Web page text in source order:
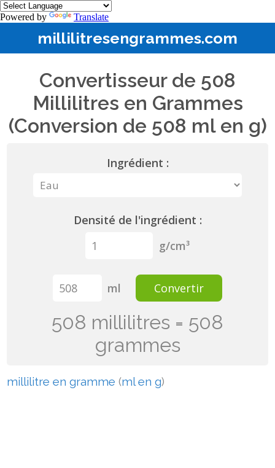
Powered by Translate
millilitresengrammes.com
Convertisseur de 508
Millilitres en Grammes
(Conversion de 508 ml en g)
Ingrédient :
Densité de l'ingrédient :
g/cm³
ml Convertir
508 millilitres = 508
grammes
millilitre en gramme (ml en g)